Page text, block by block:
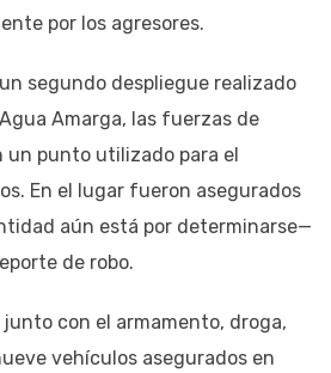
por los agresores.
segundo despliegue realizado
Amarga, las fuerzas de
un punto utilizado para el
En el lugar fueron asegurados
aún está por determinarse—
de robo.
con el armamento, droga,
vehículos asegurados en